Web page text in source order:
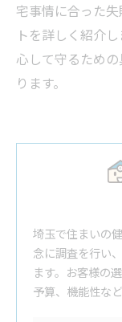
宅事情に合った
トを詳しく紹介
心して守るため
ります。
埼玉で住まいの
念に調査を行い
ます。お客様の
予算、機能性な